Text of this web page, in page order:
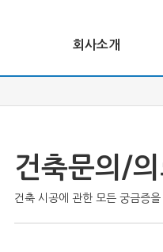
회사소개
건축문의/
건축 시공에 관한 모든 궁금증